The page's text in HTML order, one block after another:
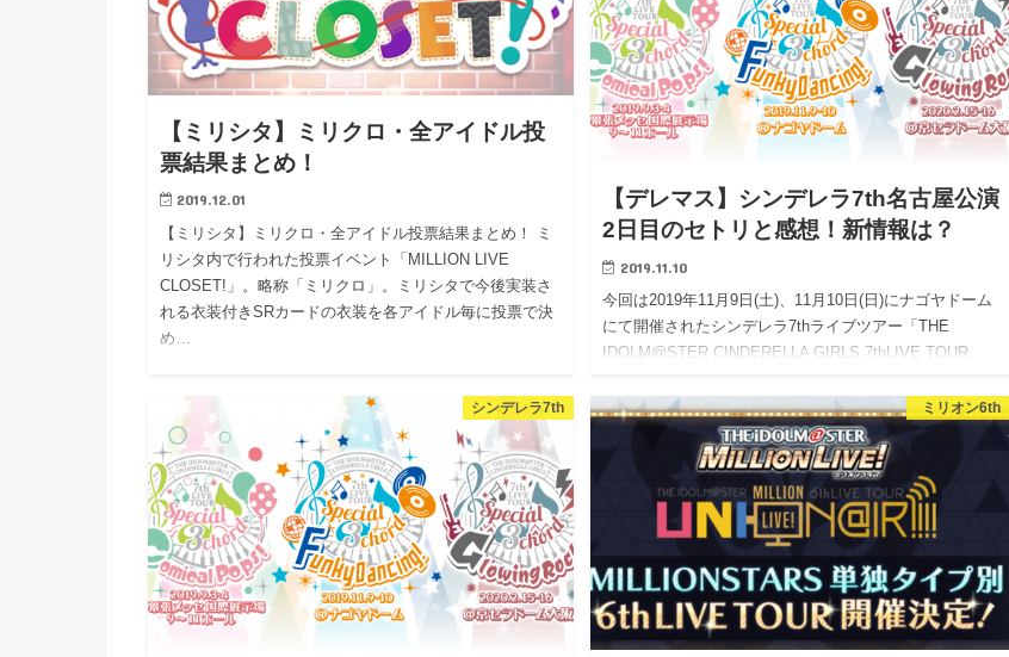
【ミリシタ】ミリクロ・全アイドル投
票結果まとめ！
2019.12.01
【ミリシタ】ミリクロ・全アイドル投票結果まとめ！ ミ
リシタ内で行われた投票イベント「MILLION LIVE
CLOSET!」。略称「ミリクロ」。ミリシタで今後実装さ
れる衣装付きSRカードの衣装を各アイドル毎に投票で決
め…
【デレマス】シンデレラ7th名古屋公演
2日目のセトリと感想！新情報は？
2019.11.10
今回は2019年11月9日(土)、11月10日(日)にナゴヤドーム
にて開催されたシンデレラ7thライブツアー「THE
IDOLM@STER CINDERELLA GIRLS 7thLIVE TOUR
シンデレラ7th ミリオン6th